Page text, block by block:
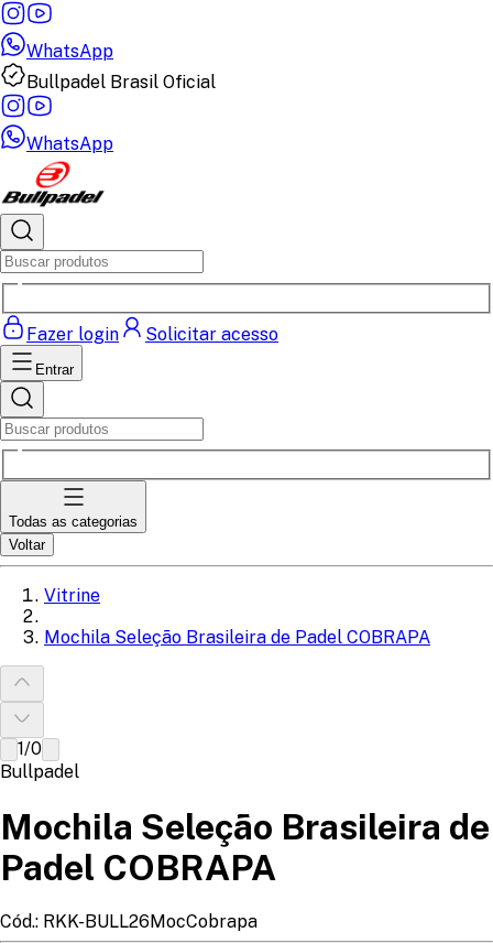
WhatsApp
Bullpadel Brasil Oficial
WhatsApp
Fazer login Solicitar acesso
Entrar
Todas as categorias
Voltar
Vitrine
Mochila Seleção Brasileira de Padel COBRAPA
1/0
Bullpadel
Mochila Seleção Brasileira de
Padel COBRAPA
Cód.: RKK-BULL26MocCobrapa